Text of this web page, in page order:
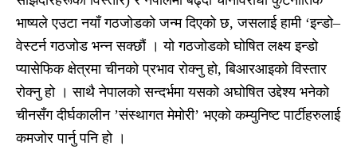
भाष्यले एउटा नयाँ गठजोडको जन्म दिएको छ, जसलाई हामी ‘इन्डो–
वेस्टर्न गठजोड भन्न सक्छौं । यो गठजोडको घोषित लक्ष्य इन्डो
प्यासेफिक क्षेत्रमा चीनको प्रभाव रोक्नु हो, बिआरआइको विस्तार
रोक्नु हो । साथै नेपालको सन्दर्भमा यसको अघोषित उद्देश्य भनेको
चीनसँग दीर्घकालीन ’संस्थागत मेमोरी’ भएको कम्युनिष्ट पार्टीहरुलाई
कमजोर पार्नु पनि हो ।